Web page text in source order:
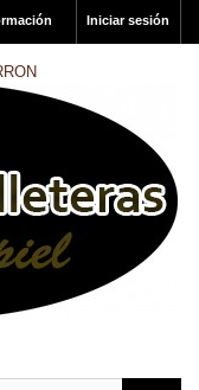
Iniciar sesión